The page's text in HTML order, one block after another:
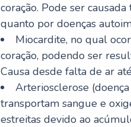
coração. Pode ser
quanto por doenças
Miocardite, no qual
coração, podendo ser
Causa desde falta de ar
Arteriosclerose
transportam sangue e
estreitas devido ao